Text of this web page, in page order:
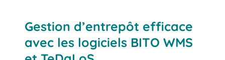
Gestion d’entrepôt efficace
avec les logiciels BITO WMS